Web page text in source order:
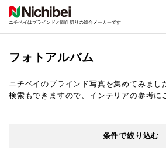
ニチベイはブラインドと間仕切りの総合メーカーです
フォトアルバム
ニチベイのブラインド写真を集めてみまし
検索もできますので、インテリアの参考に
条件で絞り込む